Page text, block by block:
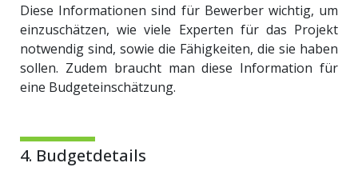
Diese Informationen sind für Bewerber wichtig, um
einzuschätzen, wie viele Experten für das Projekt
notwendig sind, sowie die Fähigkeiten, die sie haben
sollen. Zudem braucht man diese Information für
eine Budgeteinschätzung.
4. Budgetdetails